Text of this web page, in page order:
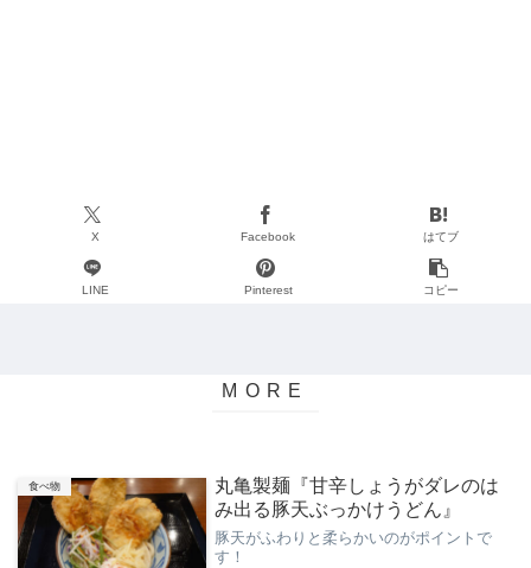
X Facebook はてブ
LINE Pinterest コピー
食べ物
丸亀製麺『甘辛しょうがダレのは
み出る豚天ぶっかけうどん』
豚天がふわりと柔らかいのがポイントで
す！